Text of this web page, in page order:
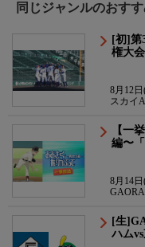
同じジャンルのおす
[初]第
権大会
8月12
スカイA
【一
編〜
8月14
[生
ハム